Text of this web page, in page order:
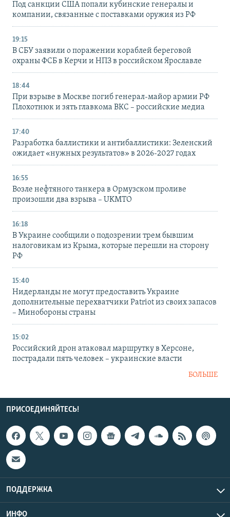
Под санкции США попали кубинские генералы и
компании, связанные с поставками оружия из РФ
19:15
В СБУ заявили о поражении кораблей береговой
охраны ФСБ в Керчи и НПЗ в российском Ярославле
18:44
При взрыве в Москве погиб генерал-майор армии РФ
Плохотнюк и зять главкома ВКС – российские медиа
17:40
Разработка баллистики и антибаллистики: Зеленский
ожидает «нужных результатов» в 2026-2027 годах
16:55
Возле нефтяного танкера в Ормузском проливе
произошли два взрыва – UKMTO
16:18
В Украине сообщили о подозрении трем бывшим
налоговикам из Крыма, которые перешли на сторону
РФ
15:40
Нидерланды не могут предоставить Украине
дополнительные перехватчики Patriot из своих запасов
– Минобороны страны
15:02
Российский дрон атаковал маршрутку в Херсоне,
пострадали пять человек – украинские власти
БОЛЬШЕ
ПРИСОЕДИНЯЙТЕСЬ!
ПОДДЕРЖКА
ИНФО